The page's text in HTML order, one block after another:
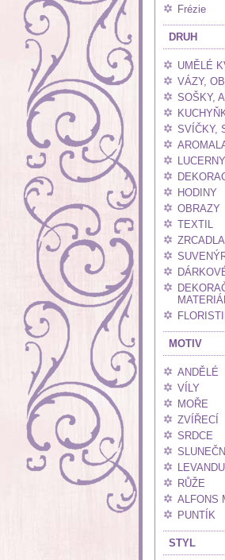
Frézie
DRUH
UMĚLÉ
VÁZY,
SOŠKY,
SVÍČKY,
LUCERNY
HODINY
OBRAZY
TEXTIL
MOTIV
ANDĚLÉ
VÍLY
MOŘE
ZVÍŘECÍ
SRDCE
RŮŽE
ALFONS
PUNTÍK
STYL